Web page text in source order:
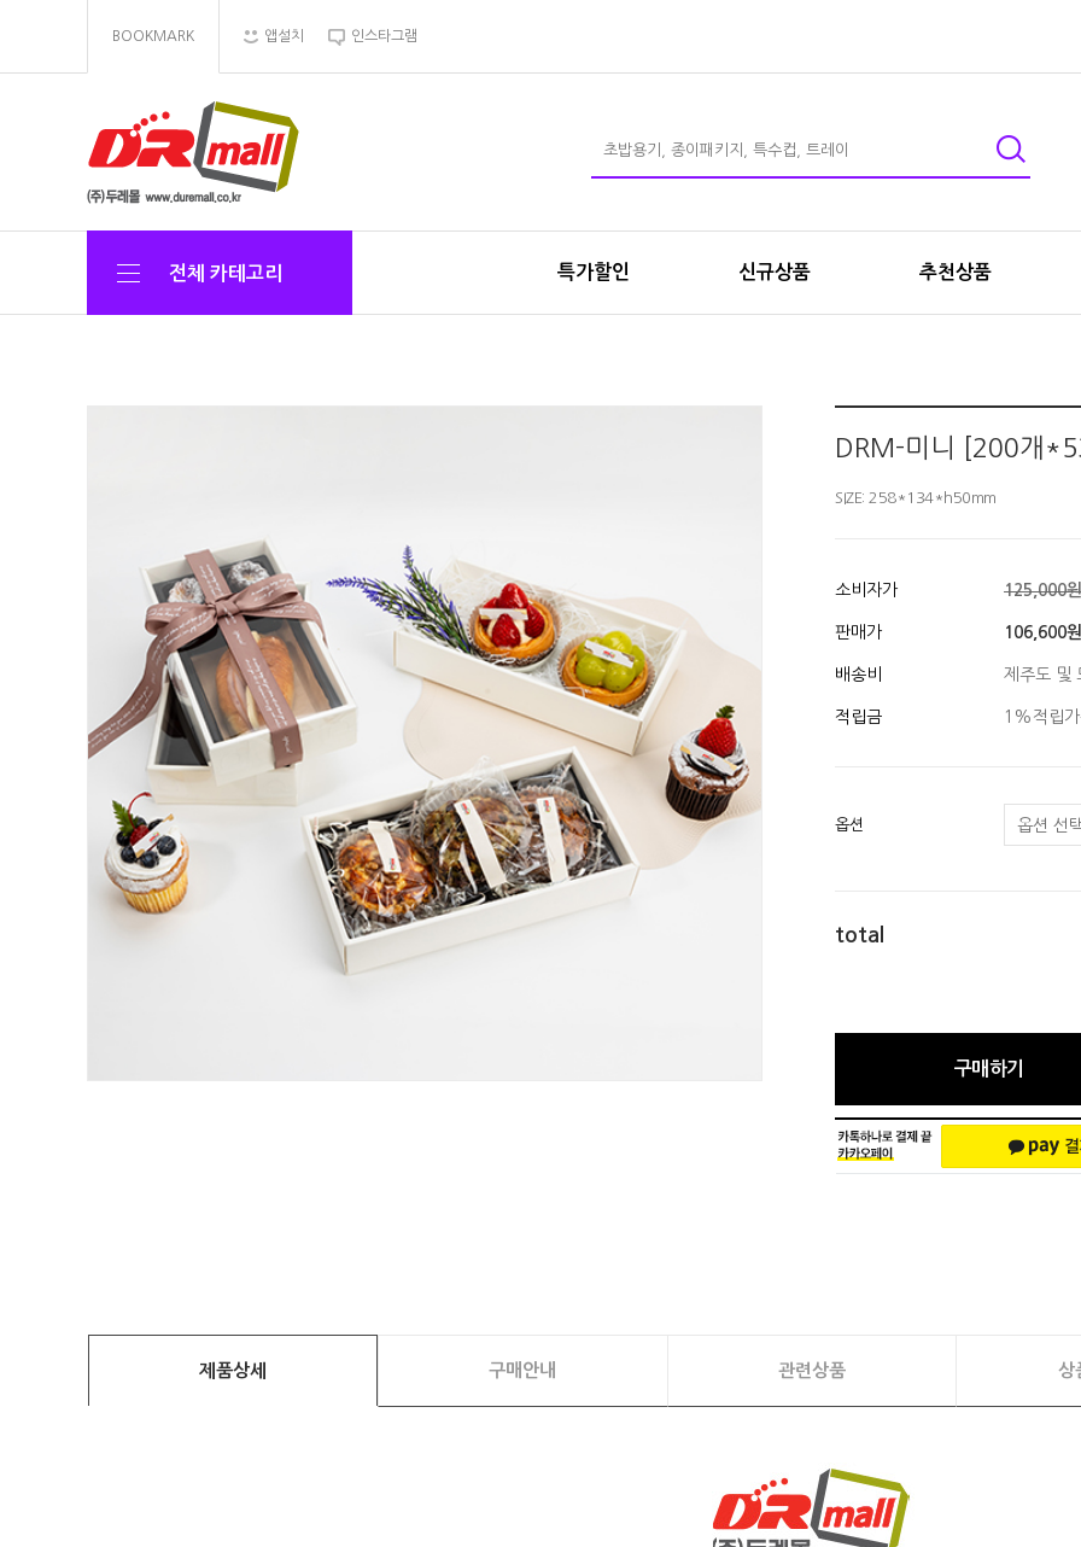
BOOKMARK 앱설치 인스타그램
전체 카테고리 특가할인 신규상품 추천상품
DRM-미니 [200개
SIZE: 258*134*h50mm
소비자가 125,000원
판매가 106,600원
배송비 제주도 및
적립금 1%적립
옵션
total
구매하기
제품상세 구매안내 관련상품 상